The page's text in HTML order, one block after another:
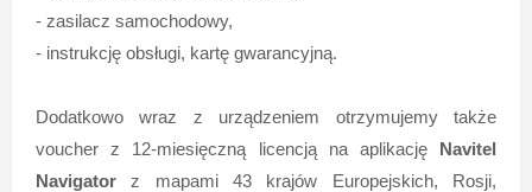
- zasilacz samochodowy,
- instrukcję obsługi, kartę gwarancyjną.
Dodatkowo wraz z urządzeniem otrzymujemy także
voucher z 12-miesięczną licencją na aplikację Navitel
Navigatorz mapami 43 krajów Europejskich, Rosji,